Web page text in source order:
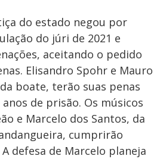
do estado negou por
do júri de 2021 e
aceitando o pedido
Elisandro Spohr e Mauro
boate, terão suas penas
de prisão. Os músicos
e Marcelo dos Santos, da
cumprirão
defesa de Marcelo planeja